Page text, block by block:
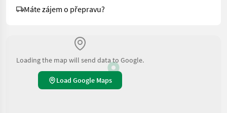
Máte zájem o přepravu?
Loading the map will send data to Google.
Load Google Maps